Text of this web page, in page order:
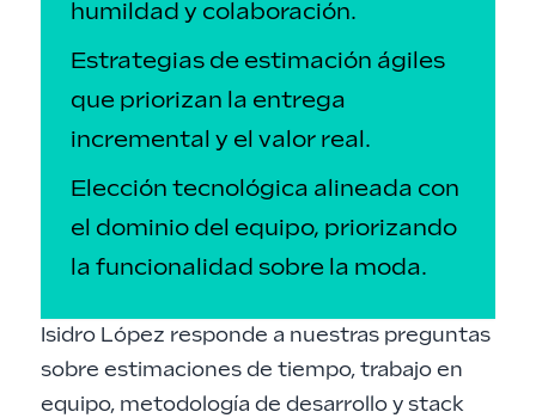
humildad y colaboración.
Estrategias de estimación ágiles
que priorizan la entrega
incremental y el valor real.
Elección tecnológica alineada con
el dominio del equipo, priorizando
la funcionalidad sobre la moda.
Isidro López responde a nuestras preguntas
sobre estimaciones de tiempo, trabajo en
equipo, metodología de desarrollo y stack